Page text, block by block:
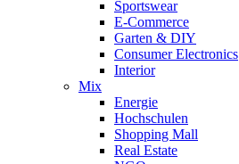
Sportswear
E-Commerce
Garten & DIY
Consumer Electronics
Interior
Mix
Energie
Hochschulen
Shopping Mall
Real Estate